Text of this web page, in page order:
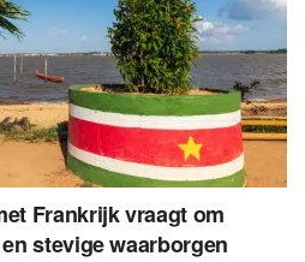
Frankrijk vraagt om
stevige waarborgen